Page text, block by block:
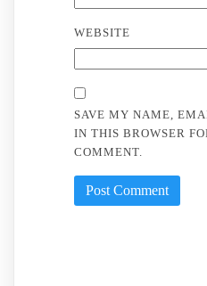
WEBSITE
SAVE MY NAME,
IN THIS BROWSER
COMMENT.